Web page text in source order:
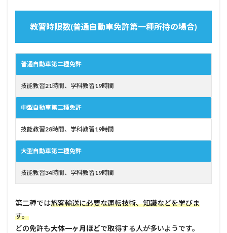
教習時限数(普通自動車免許第一種所持の場合)
普通自動車第二種免許
技能教習21時間、学科教習19時間
中型自動車第二種免許
技能教習28時間、学科教習19時間
大型自動車第二種免許
技能教習34時間、学科教習19時間
第二種では旅客輸送に必要な運転技術、知識などを学びま
す。
どの免許も大体一ヶ月ほどで取得する人が多いようです。